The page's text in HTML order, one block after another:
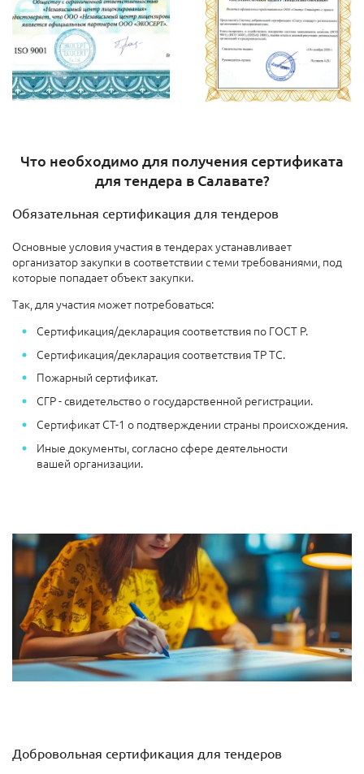
Что необходимо для получения сертификата
для тендера в Салавате?
Обязательная сертификация для тендеров
Основные условия участия в тендерах устанавливает
организатор закупки в соответствии с теми требованиями, под
которые попадает объект закупки.
Так, для участия может потребоваться:
Сертификация/декларация соответствия по ГОСТ Р.
Сертификация/декларация соответствия ТР ТС.
Пожарный сертификат.
СГР - свидетельство о государственной регистрации.
Сертификат СТ-1 о подтверждении страны происхождения.
Иные документы, согласно сфере деятельности
вашей организации.
Добровольная сертификация для тендеров